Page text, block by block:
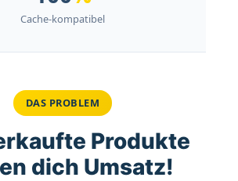
Cache-kompatibel
DAS PROBLEM
Produkte
dich Umsatz!